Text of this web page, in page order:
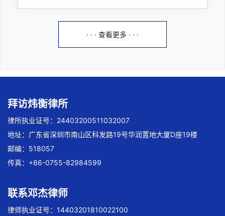
· · · 查看更多 · · ·
拜访炜衡律所
律所执业证号：24403200511032007
地址：广东省深圳市南山区科发路19号华润置地大厦D座19楼
邮编：518057
传真：+86-0755-82984599
联系邓杰律师
律师执业证号：14403201810022100